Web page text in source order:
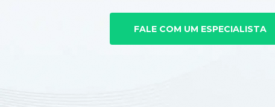
FALE COM UM ESPECIALISTA